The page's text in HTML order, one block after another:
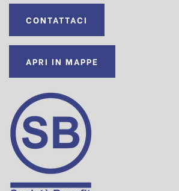
CONTATTACI
APRI IN MAPPE